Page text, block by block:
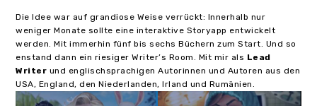
Die Idee war auf grandiose Weise verrückt: Innerhalb nur
weniger Monate sollte eine interaktive Storyapp entwickelt
werden. Mit immerhin fünf bis sechs Büchern zum Start. Und so
enstand dann ein riesiger Writer’s Room. Mit mir als Lead
Writer und englischsprachigen Autorinnen und Autoren aus den
USA, England, den Niederlanden, Irland und Rumänien.